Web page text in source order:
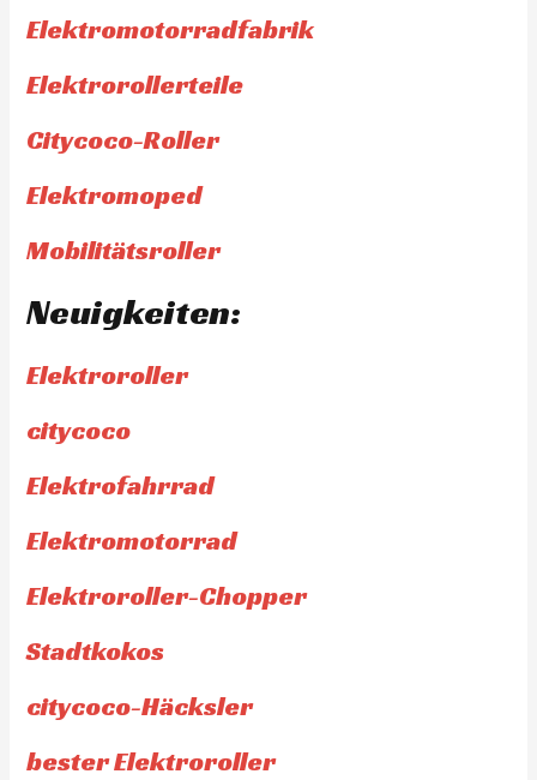
Elektromotorradfabrik
Elektrorollerteile
Citycoco-Roller
Elektromoped
Mobilitätsroller
Neuigkeiten:
Elektroroller
citycoco
Elektrofahrrad
Elektromotorrad
Elektroroller-Chopper
Stadtkokos
citycoco-Häcksler
bester Elektroroller